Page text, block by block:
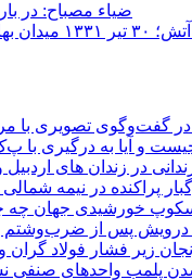
ضیاء مصباح: در
بود؟
و آیا به درگیری با
در زندان های
پراکنده در نیمه
خورشیدی جهان چه
درویش پس از ضرب‌وشتم
زیر فشار فولاد گران